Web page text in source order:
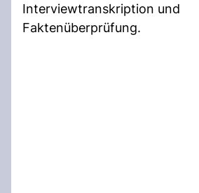
Interviewtranskription und
Faktenüberprüfung.